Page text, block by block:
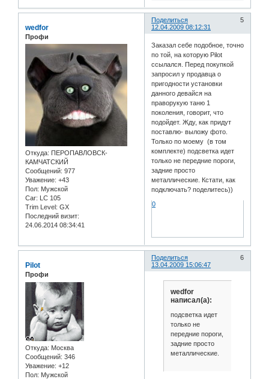
Поделиться
5
12.04.2009 08:12:31
wedfor
Профи
Откуда: ПЕРОПАВЛОВСК-
КАМЧАТСКИЙ
Сообщений: 977
Уважение: +43
Пол: Мужской
Car: LC 105
Trim Level: GX
Последний визит:
24.06.2014 08:34:41
Заказал себе подобное, точно
по той, на которую Pilot
ссылался. Перед покупкой
запросил у продавца о
пригодности установки
данного девайся на
праворукую таню 1
поколения, говорит, что
подойдет. Жду, как придут
поставлю- выложу фото.
Только по моему (в том
комплекте) подсветка идет
только не передние пороги,
задние просто
металлические. Кстати, как
подключать? поделитесь))
0
Поделиться
6
13.04.2009 15:06:47
Pilot
Профи
Откуда: Москва
Сообщений: 346
Уважение: +12
Пол: Мужской
wedfor
написал(а):
подсветка идет
только не
передние пороги,
задние просто
металлические.